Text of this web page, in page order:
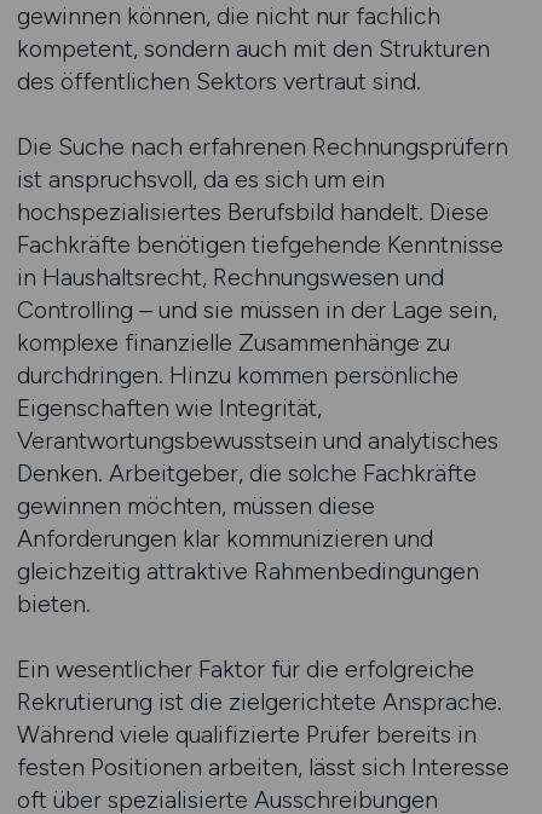
gewinnen können, die nicht nur fachlich
kompetent, sondern auch mit den Strukturen
des öffentlichen Sektors vertraut sind.
Die Suche nach erfahrenen Rechnungsprüfern
ist anspruchsvoll, da es sich um ein
hochspezialisiertes Berufsbild handelt. Diese
Fachkräfte benötigen tiefgehende Kenntnisse
in Haushaltsrecht, Rechnungswesen und
Controlling – und sie müssen in der Lage sein,
komplexe finanzielle Zusammenhänge zu
durchdringen. Hinzu kommen persönliche
Eigenschaften wie Integrität,
Verantwortungsbewusstsein und analytisches
Denken. Arbeitgeber, die solche Fachkräfte
gewinnen möchten, müssen diese
Anforderungen klar kommunizieren und
gleichzeitig attraktive Rahmenbedingungen
bieten.
Ein wesentlicher Faktor für die erfolgreiche
Rekrutierung ist die zielgerichtete Ansprache.
Während viele qualifizierte Prüfer bereits in
festen Positionen arbeiten, lässt sich Interesse
oft über spezialisierte Ausschreibungen